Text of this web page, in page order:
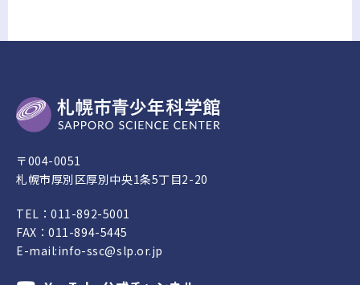
〒004-0051
札幌市厚別区厚別中央1条5丁目2-20
TEL：011-892-5001
FAX：011-894-5445
E-mail:info-ssc@slp.or.jp